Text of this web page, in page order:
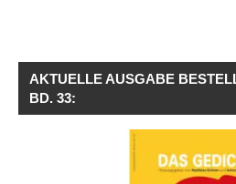
AKTUELLE AUSGABE
BD. 33: